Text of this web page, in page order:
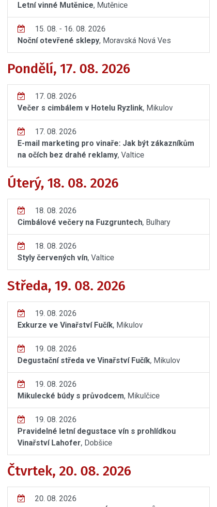
Letní vinné Mutěnice, Mutěnice
15. 08. - 16. 08. 2026
Noční otevřené sklepy, Moravská Nová Ves
Pondělí, 17. 08. 2026
17. 08. 2026
Večer s cimbálem v Hotelu Ryzlink, Mikulov
17. 08. 2026
E-mail marketing pro vinaře: Jak být zákazníkům
na očích bez drahé reklamy, Valtice
Úterý, 18. 08. 2026
18. 08. 2026
Cimbálové večery na Fuzgruntech, Bulhary
18. 08. 2026
Styly červených vín, Valtice
Středa, 19. 08. 2026
19. 08. 2026
Exkurze ve Vinařství Fučík, Mikulov
19. 08. 2026
Degustační středa ve Vinařství Fučík, Mikulov
19. 08. 2026
Mikulecké búdy s průvodcem, Mikulčice
19. 08. 2026
Pravidelné letní degustace vín s prohlídkou
Vinařství Lahofer, Dobšice
Čtvrtek, 20. 08. 2026
20. 08. 2026